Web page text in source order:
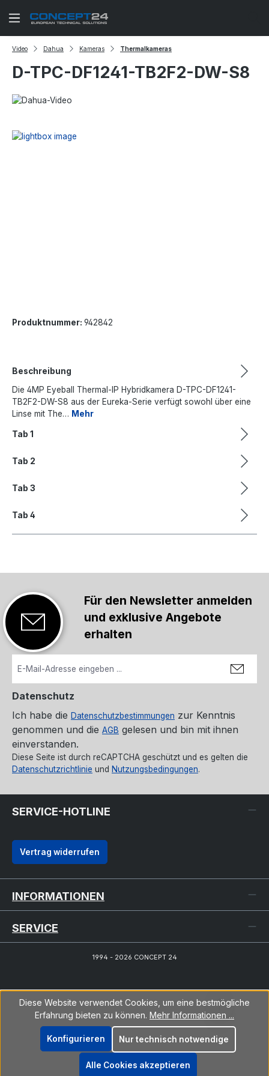
Zum Hauptinhalt springen
Video Dahua Kameras Thermalkameras
D-TPC-DF1241-TB2F2-DW-S8
Produktnummer: 942842
Beschreibung
Die 4MP Eyeball Thermal-IP Hybridkamera D-TPC-DF1241-
TB2F2-DW-S8 aus der Eureka-Serie verfügt sowohl über eine
Linse mit The… Mehr
Tab 1
Tab 2
Tab 3
Tab 4
Für den Newsletter anmelden
und exklusive Angebote
erhalten
Datenschutz
Ich habe die Datenschutzbestimmungen zur Kenntnis
genommen und die AGB gelesen und bin mit ihnen
einverstanden.
Diese Seite ist durch reCAPTCHA geschützt und es gelten die
Datenschutzrichtlinie und Nutzungsbedingungen.
SERVICE-HOTLINE
Vertrag widerrufen
INFORMATIONEN
SERVICE
1994 - 2026 CONCEPT 24
Diese Website verwendet Cookies, um eine bestmögliche
Erfahrung bieten zu können. Mehr Informationen ...
Nur technisch notwendige
Konfigurieren
Alle Cookies akzeptieren